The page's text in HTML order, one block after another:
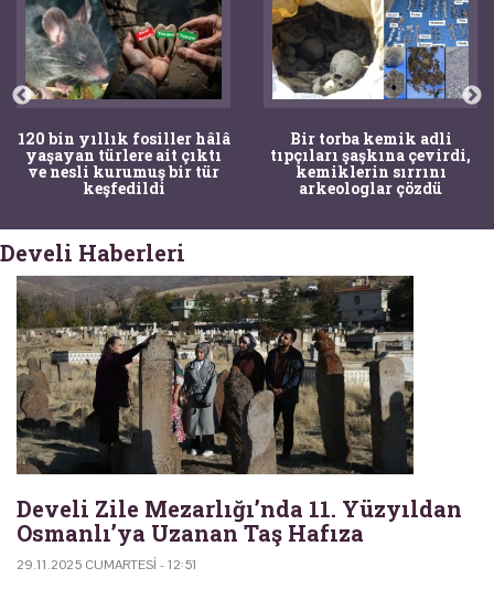
120 bin yıllık fosiller hâlâ
yaşayan türlere ait çıktı
ve nesli kurumuş bir tür
keşfedildi
Bir torba kemik adli
tıpçıları şaşkına çevirdi,
kemiklerin sırrını
arkeologlar çözdü
Develi Haberleri
Develi Zile Mezarlığı’nda 11. Yüzyıldan
Osmanlı’ya Uzanan Taş Hafıza
29.11.2025 CUMARTESI - 12:51